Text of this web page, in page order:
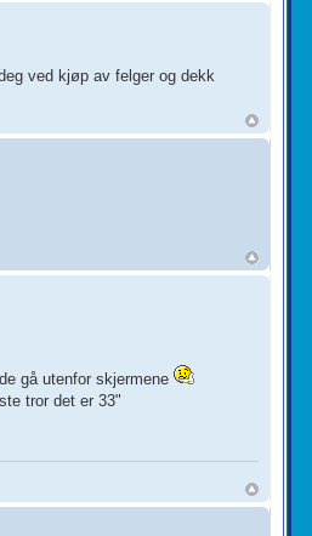
ved kjøp av felger og dekk
gå utenfor skjermene
tror det er 33"